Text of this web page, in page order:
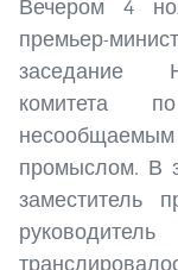
Вечером 4
премьер-
заседание
комитета
промыслом. В
заместитель